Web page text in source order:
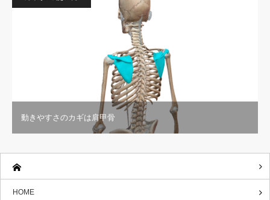
動きやすさのカギは肩甲骨
HOME